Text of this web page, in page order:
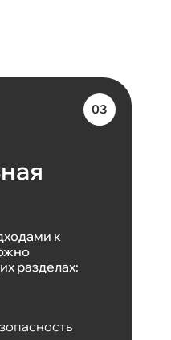
к
разделах: